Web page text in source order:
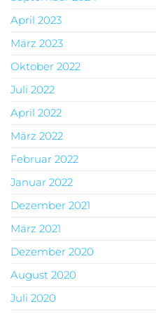
April 2023
März 2023
Oktober 2022
Juli 2022
April 2022
März 2022
Februar 2022
Januar 2022
Dezember 2021
März 2021
Dezember 2020
August 2020
Juli 2020